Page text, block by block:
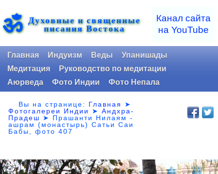
ॐ Духовные и священные
писания Востока
Канал сайта
на YouTube
Главная Индуизм Веды
Упанишады
Медитация
Руководство по медитации
Аюрведа
Фото Индии Фото Непала
Вы на странице: Главная
➤
Фотогалереи Индии
➤Андхра-
Прадеш ➤ Прашанти Нилаям -
ашрам (монастырь) Сатьи Саи
Бабы, фото 407